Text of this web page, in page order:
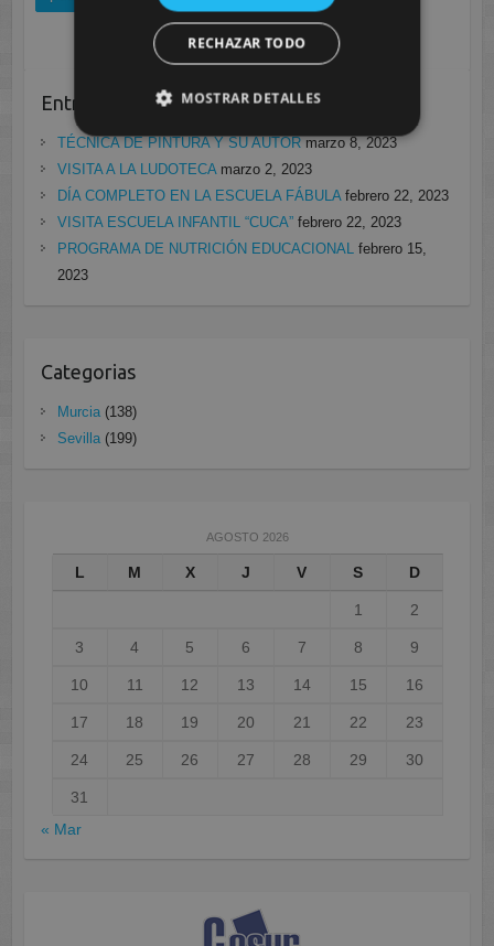
Entradas recientes
TÉCNICA DE PINTURA Y SU AUTOR marzo 8, 2023
VISITA A LA LUDOTECA marzo 2, 2023
DÍA COMPLETO EN LA ESCUELA FÁBULA febrero 22, 2023
VISITA ESCUELA INFANTIL “CUCA” febrero 22, 2023
PROGRAMA DE NUTRICIÓN EDUCACIONAL febrero 15,
2023
Categorias
Murcia(138)
Sevilla(199)
AGOSTO 2026
L M X J V S D
1 2
3 4 5 6 7 8 9
10 11 12 13 14 15 16
17 18 19 20 21 22 23
24 25 26 27 28 29 30
31
« Mar
RECHAZAR TODO
MOSTRAR DETALLES